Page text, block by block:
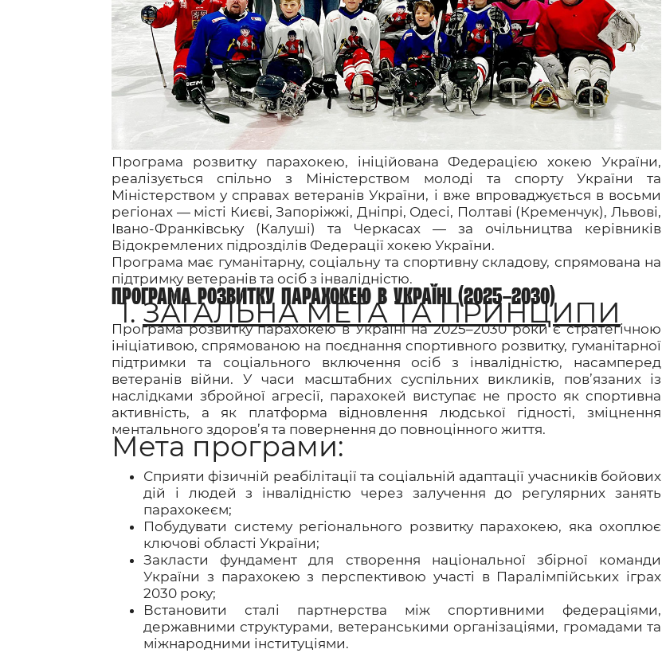
Програма розвитку парахокею, ініційована Федерацією хокею України,
реалізується спільно з Міністерством молоді та спорту України та
Міністерством у справах ветеранів України, і вже впроваджується в восьми
регіонах — місті Києві, Запоріжжі, Дніпрі, Одесі, Полтаві (Кременчук), Львові,
Івано-Франківську (Калуші) та Черкасах — за очільництва керівників
Відокремлених підрозділів Федерації хокею України.
Програма має гуманітарну, соціальну та спортивну складову, спрямована на
підтримку ветеранів та осіб з інвалідністю.
ПРОГРАМА РОЗВИТКУ ПАРАХОКЕЮ В УКРАЇНІ (2025–2030)
1.ЗАГАЛЬНА МЕТА ТА ПРИНЦИПИ
Програма розвитку парахокею в Україні на 2025–2030 роки є стратегічною
ініціативою, спрямованою на поєднання спортивного розвитку, гуманітарної
підтримки та соціального включення осіб з інвалідністю, насамперед
ветеранів війни. У часи масштабних суспільних викликів, пов’язаних із
наслідками збройної агресії, парахокей виступає не просто як спортивна
активність, а як платформа відновлення людської гідності, зміцнення
ментального здоров’я та повернення до повноцінного життя.
Мета програми:
Сприяти фізичній реабілітації та соціальній адаптації учасників бойових
дій і людей з інвалідністю через залучення до регулярних занять
парахокеєм;
Побудувати систему регіонального розвитку парахокею, яка охоплює
ключові області України;
Закласти фундамент для створення національної збірної команди
України з парахокею з перспективою участі в Паралімпійських іграх
2030 року;
Встановити сталі партнерства між спортивними федераціями,
державними структурами, ветеранськими організаціями, громадами та
міжнародними інституціями.